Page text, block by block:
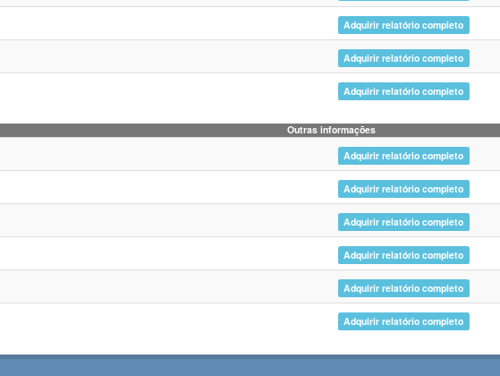
Adquirir relatório completo
Adquirir relatório completo
Adquirir relatório completo
Outras informações
Adquirir relatório completo
Adquirir relatório completo
Adquirir relatório completo
Adquirir relatório completo
Adquirir relatório completo
Adquirir relatório completo